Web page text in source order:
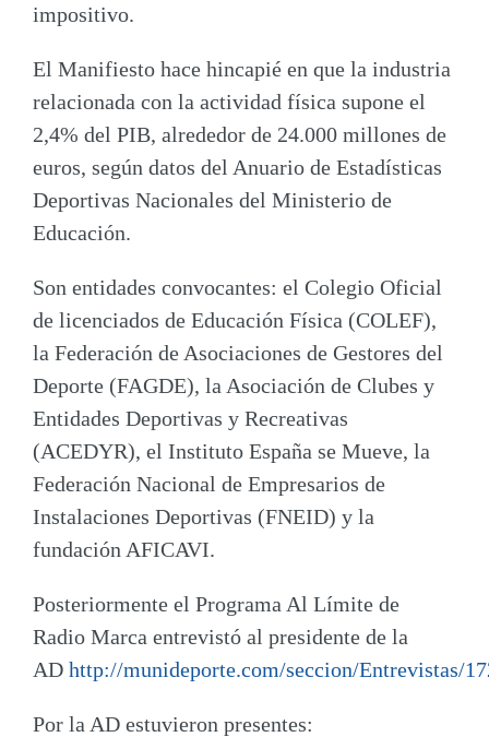
impositivo.
El Manifiesto hace hincapié en que la industria
relacionada con la actividad física supone el
2,4% del PIB, alrededor de 24.000 millones de
euros, según datos del Anuario de Estadísticas
Deportivas Nacionales del Ministerio de
Educación.
Son entidades convocantes: el Colegio Oficial
de licenciados de Educación Física (COLEF),
la Federación de Asociaciones de Gestores del
Deporte (FAGDE), la Asociación de Clubes y
Entidades Deportivas y Recreativas
(ACEDYR), el Instituto España se Mueve, la
Federación Nacional de Empresarios de
Instalaciones Deportivas (FNEID) y la
fundación AFICAVI.
Posteriormente el Programa Al Límite de
Radio Marca entrevistó al presidente de la
AD http://munideporte.com/seccion/Entrevistas/
Por la AD estuvieron presentes: